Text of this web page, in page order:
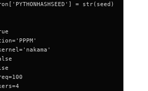
= str(seed)